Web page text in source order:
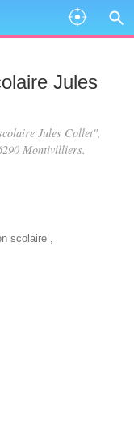
Jules
Jules Collet",
Montivilliers.
scolaire ,